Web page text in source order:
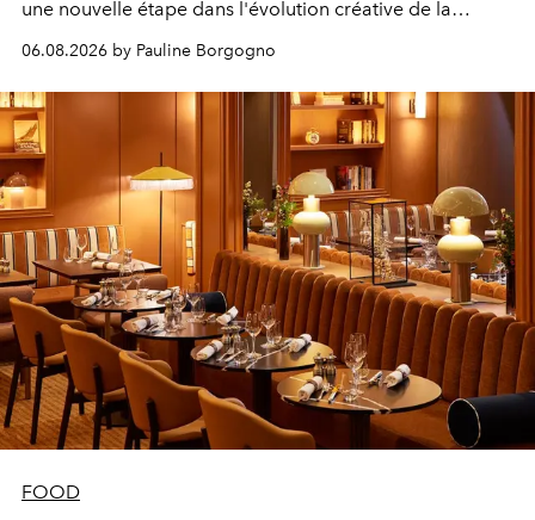
une nouvelle étape dans l'évolution créative de la
06.08.2026 by Pauline Borgogno
FOOD